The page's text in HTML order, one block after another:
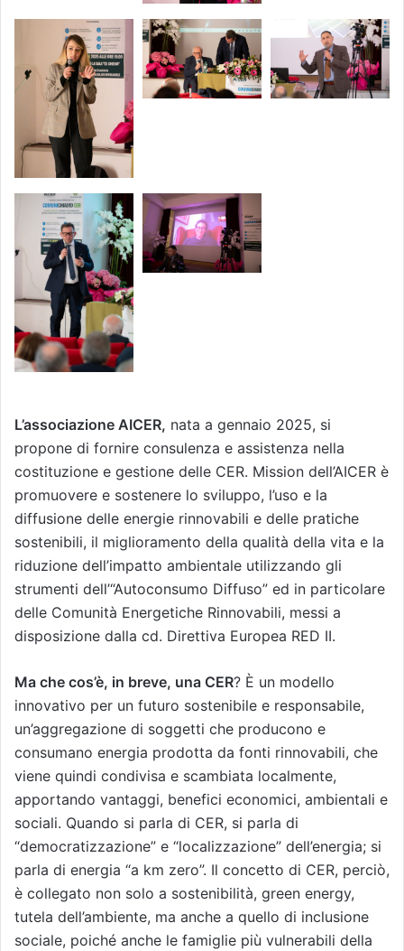
L’associazione AICER, nata a gennaio 2025, si
propone di fornire consulenza e assistenza nella
costituzione e gestione delle CER. Mission dell’AICER è
promuovere e sostenere lo sviluppo, l’uso e la
diffusione delle energie rinnovabili e delle pratiche
sostenibili, il miglioramento della qualità della vita e la
riduzione dell’impatto ambientale utilizzando gli
strumenti dell’“Autoconsumo Diffuso” ed in particolare
delle Comunità Energetiche Rinnovabili, messi a
disposizione dalla cd. Direttiva Europea RED II.
Ma che cos’è, in breve, una CER? È un modello
innovativo per un futuro sostenibile e responsabile,
un’aggregazione di soggetti che producono e
consumano energia prodotta da fonti rinnovabili, che
viene quindi condivisa e scambiata localmente,
apportando vantaggi, benefici economici, ambientali e
sociali. Quando si parla di CER, si parla di
“democratizzazione” e “localizzazione” dell’energia; si
parla di energia “a km zero”. Il concetto di CER, perciò,
è collegato non solo a sostenibilità, green energy,
tutela dell’ambiente, ma anche a quello di inclusione
sociale, poiché anche le famiglie più vulnerabili della